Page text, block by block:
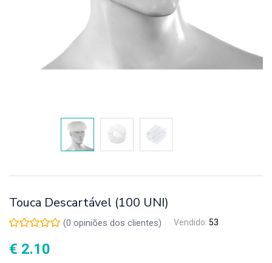
Touca Descartável (100 UNI)
(0 opiniões dos clientes) Vendido: 53
€ 2.10